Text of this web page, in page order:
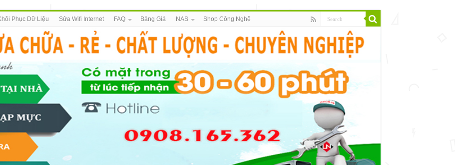
Phục Dữ Liệu Sửa Wifi Internet FAQ Bảng Giá NAS Shop Công Nghệ